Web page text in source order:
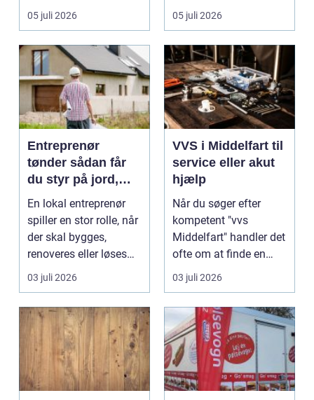
05 juli 2026
ov...
05 juli 2026
Entreprenør
tønder sådan får
du styr på jord,
dræn og kloak
En lokal entreprenør
spiller en stor rolle, når
der skal bygges,
renoveres eller løses
problemer und...
03 juli 2026
VVS i Middelfart til
service eller akut
hjælp
Når du søger efter
kompetent "vvs
Middelfart" handler det
ofte om at finde en
lokal, fa...
03 juli 2026